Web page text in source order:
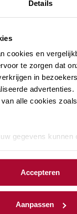
Details
cookies en
te zorgen dat
in
advertenties.
alle cookies
gegevens kunnen
Accepteren
Aanpassen
en/of
Ben je al lid
op Mijn RB